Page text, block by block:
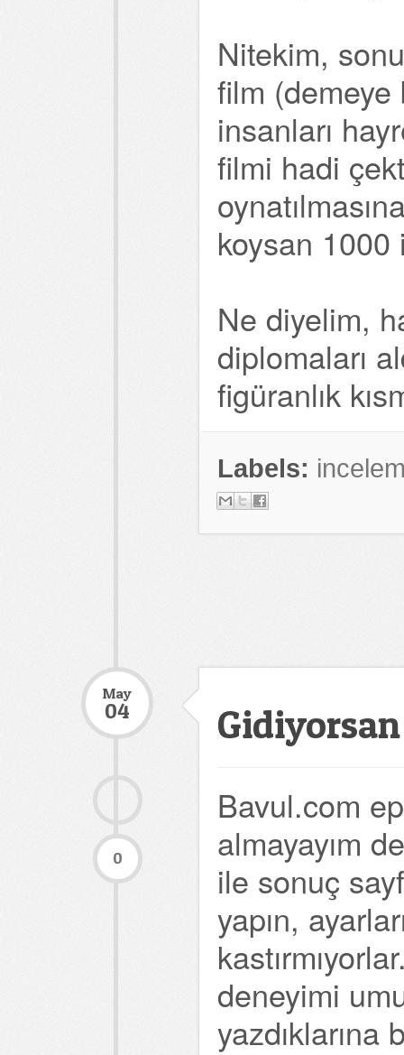
Nitekim,
film (demeye
insanları
filmi hadi
koysan 1000
Ne diyelim,
diplomaları
figüranlık
Labels:
May
04
0
Bavul.com
almayayım
ile sonuç
yapın,
deneyimi
yazdıklarına